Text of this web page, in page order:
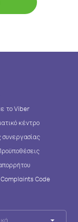
το Viber
κέντρο
συνεργασίας
Code